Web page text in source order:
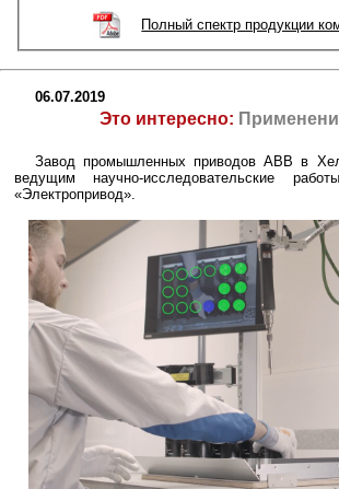
Полный спектр продукции
06.07.2019
Это интересно:
Завод промышленных приводов ABB в
ведущим научно-исследовательские
«Электропривод».